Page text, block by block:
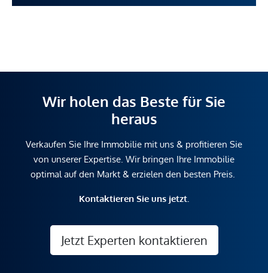
Wir holen das Beste für Sie
heraus
Verkaufen Sie Ihre Immobilie mit uns & profitieren Sie
von unserer Expertise. Wir bringen Ihre Immobilie
optimal auf den Markt & erzielen den besten Preis.
Kontaktieren Sie uns jetzt.
Jetzt Experten kontaktieren